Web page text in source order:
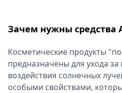
Зачем нужны средства
Косметические продукты
предназначены для ухода
воздействия солнечных
особыми свойствами,